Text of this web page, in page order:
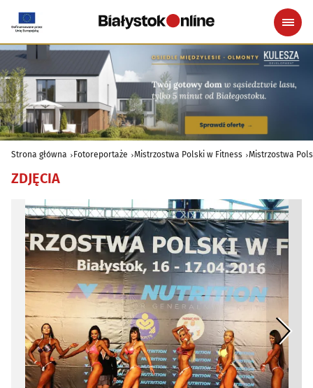
Strona główna Fotoreportaże Mistrzostwa Polski w Fitness Mistrzostwa
ZDJĘCIA